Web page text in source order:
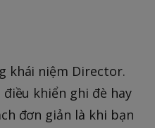
khái niệm Director.
khiển ghi đè hay
đơn giản là khi bạn